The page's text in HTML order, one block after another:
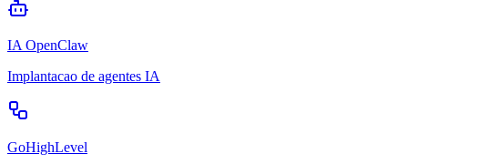
IA OpenClaw
Implantacao de agentes IA
GoHighLevel